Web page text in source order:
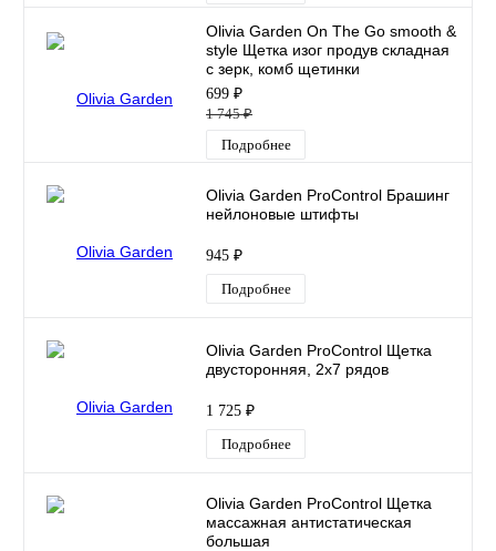
Olivia Garden On The Go smooth &
style Щетка изог продув складная
с зерк, комб щетинки
699 ₽
1 745 ₽
Подробнее
Olivia Garden ProControl Брашинг
нейлоновые штифты
945 ₽
Подробнее
Olivia Garden ProControl Щетка
двусторонняя, 2х7 рядов
1 725 ₽
Подробнее
Olivia Garden ProControl Щетка
массажная антистатическая
большая